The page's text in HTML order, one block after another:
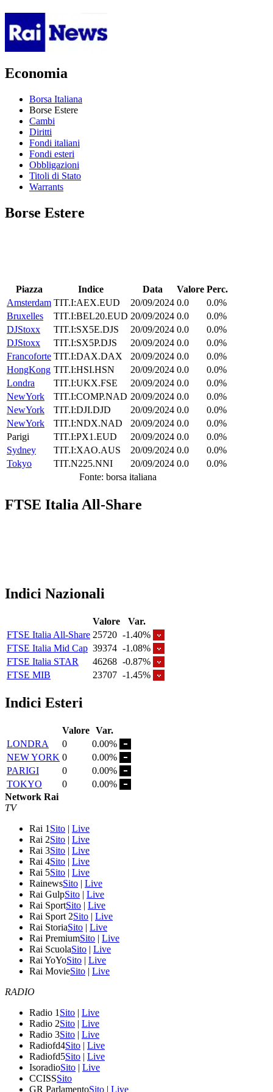
Economia
Borsa Italiana
Borse Estere
Cambi
Diritti
Fondi italiani
Fondi esteri
Obbligazioni
Titoli di Stato
Warrants
Borse Estere
Piazza Indice Data Valore Perc.
Amsterdam TIT.I:AEX.EUD 20/09/2024 0.0
0.0%
Bruxelles
TIT.I:BEL20.EUD 20/09/2024 0.0
0.0%
DJStoxx
TIT.I:SX5E.DJS 20/09/2024 0.0
0.0%
DJStoxx
TIT.I:SX5P.DJS 20/09/2024 0.0
0.0%
Francoforte TIT.I:DAX.DAX 20/09/2024 0.0
0.0%
HongKong TIT.I:HSI.HSN 20/09/2024 0.0
0.0%
Londra
TIT.I:UKX.FSE 20/09/2024 0.0
0.0%
NewYork
TIT.I:COMP.NAD 20/09/2024 0.0
0.0%
NewYork
TIT.I:DJI.DJD 20/09/2024 0.0
0.0%
NewYork
TIT.I:NDX.NAD 20/09/2024 0.0
0.0%
Parigi
TIT.I:PX1.EUD 20/09/2024 0.0
0.0%
Sydney
TIT.I:XAO.AUS 20/09/2024 0.0
0.0%
Tokyo
TIT.N225.NNI 20/09/2024 0.0
0.0%
Fonte: borsa italiana
FTSE Italia All-Share
Indici Nazionali
Valore
Var.
FTSE Italia All-Share 25720 -1.40%
FTSE Italia Mid Cap 39374 -1.08%
FTSE Italia STAR
46268 -0.87%
FTSE MIB
23707 -1.45%
Indici Esteri
Valore Var.
LONDRA
0
0.00%
NEW YORK 0
0.00%
PARIGI
0
0.00%
TOKYO
0
0.00%
Network Rai
TV
Rai 1 Sito | Live
Rai 2Sito | Live
Rai 3Sito | Live
Rai 4Sito | Live
Rai 5Sito | Live
RainewsSito | Live
Rai GulpSito | Live
Rai SportSito | Live
Rai Sport 2Sito | Live
Rai StoriaSito | Live
Rai PremiumSito | Live
Rai ScuolaSito | Live
Rai YoYoSito | Live
Rai MovieSito | Live
RADIO
Radio 1 Sito | Live
Radio 2Sito | Live
Radio 3Sito | Live
Radiofd4Sito | Live
Radiofd5Sito | Live
IsoradioSito | Live
CCISSSito
GR ParlamentoSito | Live